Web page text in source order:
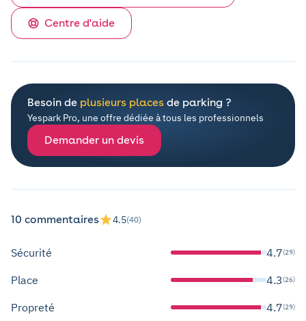
Centre d'aide
Besoin de plusieurs places de parking ?
Yespark Pro, une offre dédiée à tous les professionnels
Demander un devis
10 commentaires 4.5(40)
Sécurité 4.7(29)
Place 4.3(26)
Propreté 4.7(29)